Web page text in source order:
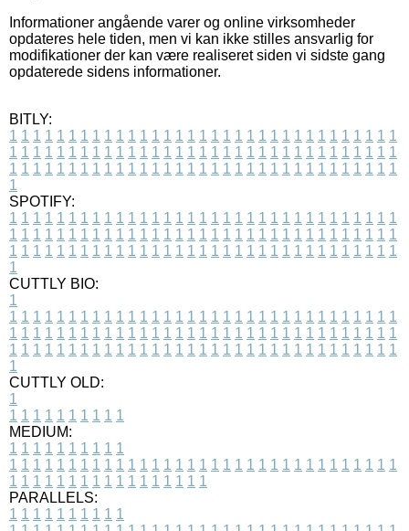
Informationer angående varer og online virksomheder
opdateres hele tiden, men vi kan ikke stilles ansvarlig for
modifikationer der kan være realiseret siden vi sidste gang
opdaterede sidens informationer.
BITLY:
1 1 1 1 1 1 1 1 1 1 1 1 1 1 1 1 1 1 1 1 1 1 1 1 1 1 1 1 1 1 1 1 1
1 1 1 1 1 1 1 1 1 1 1 1 1 1 1 1 1 1 1 1 1 1 1 1 1 1 1 1 1 1 1 1 1
1 1 1 1 1 1 1 1 1 1 1 1 1 1 1 1 1 1 1 1 1 1 1 1 1 1 1 1 1 1 1 1 1
1
SPOTIFY:
1 1 1 1 1 1 1 1 1 1 1 1 1 1 1 1 1 1 1 1 1 1 1 1 1 1 1 1 1 1 1 1 1
1 1 1 1 1 1 1 1 1 1 1 1 1 1 1 1 1 1 1 1 1 1 1 1 1 1 1 1 1 1 1 1 1
1 1 1 1 1 1 1 1 1 1 1 1 1 1 1 1 1 1 1 1 1 1 1 1 1 1 1 1 1 1 1 1 1
1
CUTTLY BIO:
1
1 1 1 1 1 1 1 1 1 1 1 1 1 1 1 1 1 1 1 1 1 1 1 1 1 1 1 1 1 1 1 1 1
1 1 1 1 1 1 1 1 1 1 1 1 1 1 1 1 1 1 1 1 1 1 1 1 1 1 1 1 1 1 1 1 1
1 1 1 1 1 1 1 1 1 1 1 1 1 1 1 1 1 1 1 1 1 1 1 1 1 1 1 1 1 1 1 1 1
1
CUTTLY OLD:
1
1 1 1 1 1 1 1 1 1 1
MEDIUM:
1 1 1 1 1 1 1 1 1 1
1 1 1 1 1 1 1 1 1 1 1 1 1 1 1 1 1 1 1 1 1 1 1 1 1 1 1 1 1 1 1 1 1
1 1 1 1 1 1 1 1 1 1 1 1 1 1 1 1 1
PARALLELS:
1 1 1 1 1 1 1 1 1 1